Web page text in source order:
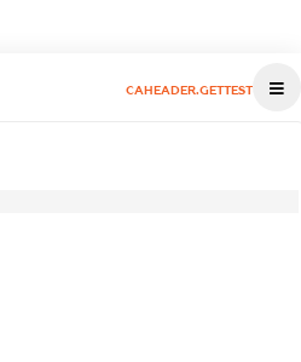
CAHEADER.GETTEST